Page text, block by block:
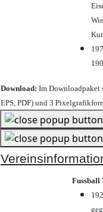
Download: Im Downloadpaket
EPS, PDF) und 3
Fussball